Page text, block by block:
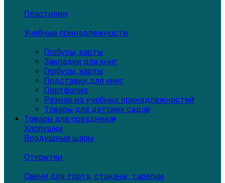
Пластилин
Учебные принадлежности
Глобусы, карты
Закладки для книг
Глобусы, карты
Подставки для книг
Портфолио
Разное из учебных принадлежностей
Товары для детских садов
Товары для праздника
Хлопушки
Воздушные шары
Открытки
Свечи для торта, стаканы, тарелки